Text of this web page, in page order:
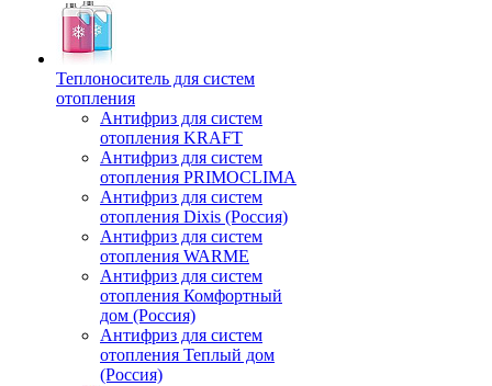
Теплоноситель для систем
отопления
Антифриз для систем
отопления KRAFT
Антифриз для систем
отопления PRIMOCLIMA
Антифриз для систем
отопления Dixis (Россия)
Антифриз для систем
отопления WARME
Антифриз для систем
отопления Комфортный
дом (Россия)
Антифриз для систем
отопления Теплый дом
(Россия)